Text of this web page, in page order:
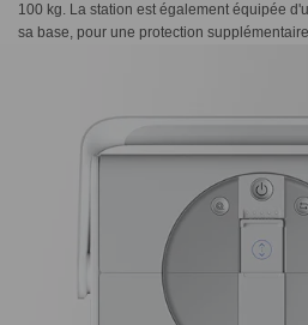
100 kg. La station est également équipée
sa base, pour une protection